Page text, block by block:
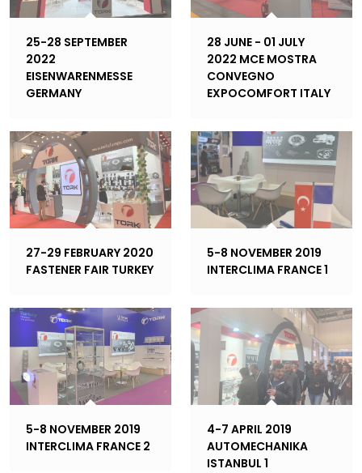
25-28 SEPTEMBER
2022
EISENWARENMESSE
GERMANY
28 JUNE - 01 JULY
2022 MCE MOSTRA
CONVEGNO
EXPOCOMFORT ITALY
27-29 FEBRUARY 2020
FASTENER FAIR TURKEY
5-8 NOVEMBER 2019
INTERCLIMA FRANCE 1
5-8 NOVEMBER 2019
INTERCLIMA FRANCE 2
4-7 APRIL 2019
AUTOMECHANIKA
ISTANBUL 1